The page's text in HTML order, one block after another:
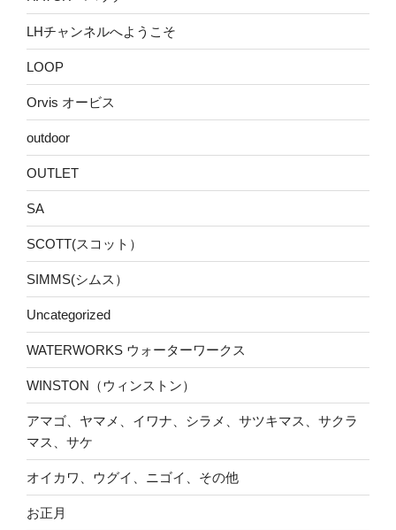
LHチャンネルへようこそ
LOOP
Orvis オービス
outdoor
OUTLET
SA
SCOTT(スコット）
SIMMS(シムス）
Uncategorized
WATERWORKS ウォーターワークス
WINSTON（ウィンストン）
アマゴ、ヤマメ、イワナ、シラメ、サツキマス、サクラ
マス、サケ
オイカワ、ウグイ、ニゴイ、その他
お正月